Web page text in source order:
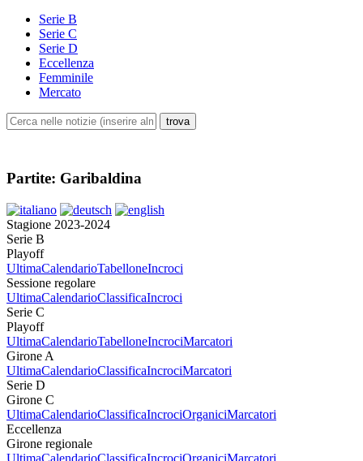
Serie B
Serie C
Serie D
Eccellenza
Femminile
Mercato
Partite: Garibaldina
Stagione 2023-2024
Serie B
Playoff
UltimaCalendarioTabelloneIncroci
Sessione regolare
UltimaCalendarioClassificaIncroci
Serie C
Playoff
UltimaCalendarioTabelloneIncrociMarcatori
Girone A
UltimaCalendarioClassificaIncrociMarcatori
Serie D
Girone C
UltimaCalendarioClassificaIncrociOrganiciMarcatori
Eccellenza
Girone regionale
UltimaCalendarioClassificaIncrociOrganiciMarcatori